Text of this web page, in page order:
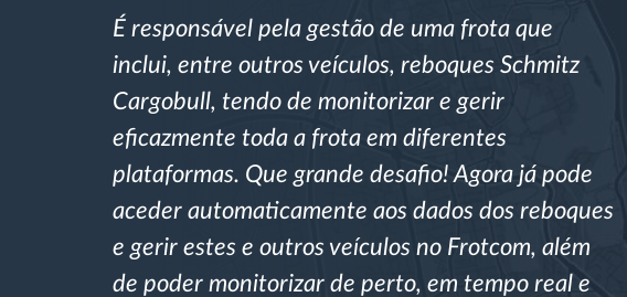
Controlo de acesso
Gestão de Combustível
Planeamento e monitorização de rotas
Identificação automática de
condutores
É responsável pela gestão de uma frota que
inclui, entre outros veículos, reboques Schmitz
Cargobull, tendo de monitorizar e gerir
eficazmente toda a frota em diferentes
plataformas. Que grande desafio! Agora já pode
aceder automaticamente aos dados dos reboques
e gerir estes e outros veículos no Frotcom, além
de poder monitorizar de perto, em tempo real e